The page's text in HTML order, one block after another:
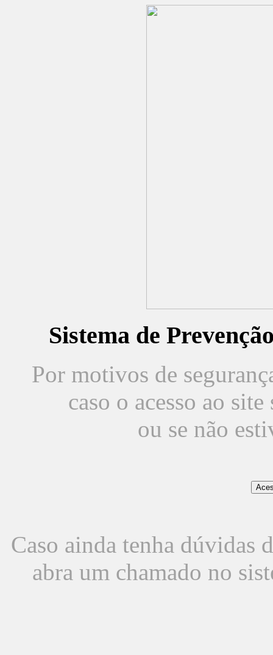
Sistema de
Por motivos de
caso o acesso ao
ou se não
Caso ainda tenha dúvidas
abra um chamado no